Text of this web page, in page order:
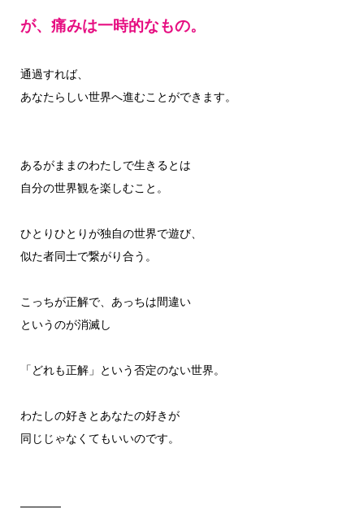
が、痛みは一時的なもの。
通過すれば、
あなたらしい世界へ進むことができます。
あるがままのわたしで生きるとは
自分の世界観を楽しむこと。
ひとりひとりが独自の世界で遊び、
似た者同士で繋がり合う。
こっちが正解で、あっちは間違い
というのが消滅し
「どれも正解」という否定のない世界。
わたしの好きとあなたの好きが
同じじゃなくてもいいのです。
─────